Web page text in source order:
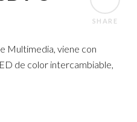
SHARE
Multimedia, viene con
de color intercambiable,